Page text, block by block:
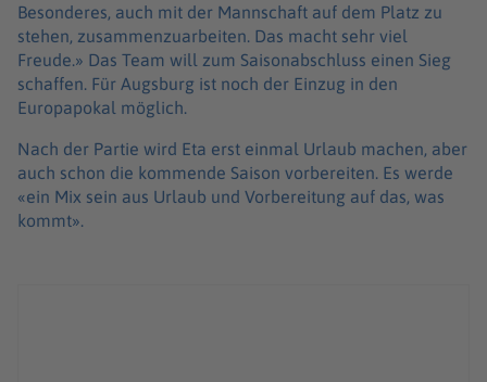
Besonderes, auch mit der Mannschaft auf dem Platz zu
stehen, zusammenzuarbeiten. Das macht sehr viel
Freude.» Das Team will zum Saisonabschluss einen Sieg
schaffen. Für Augsburg ist noch der Einzug in den
Europapokal möglich.
Nach der Partie wird Eta erst einmal Urlaub machen, aber
auch schon die kommende Saison vorbereiten. Es werde
«ein Mix sein aus Urlaub und Vorbereitung auf das, was
kommt».